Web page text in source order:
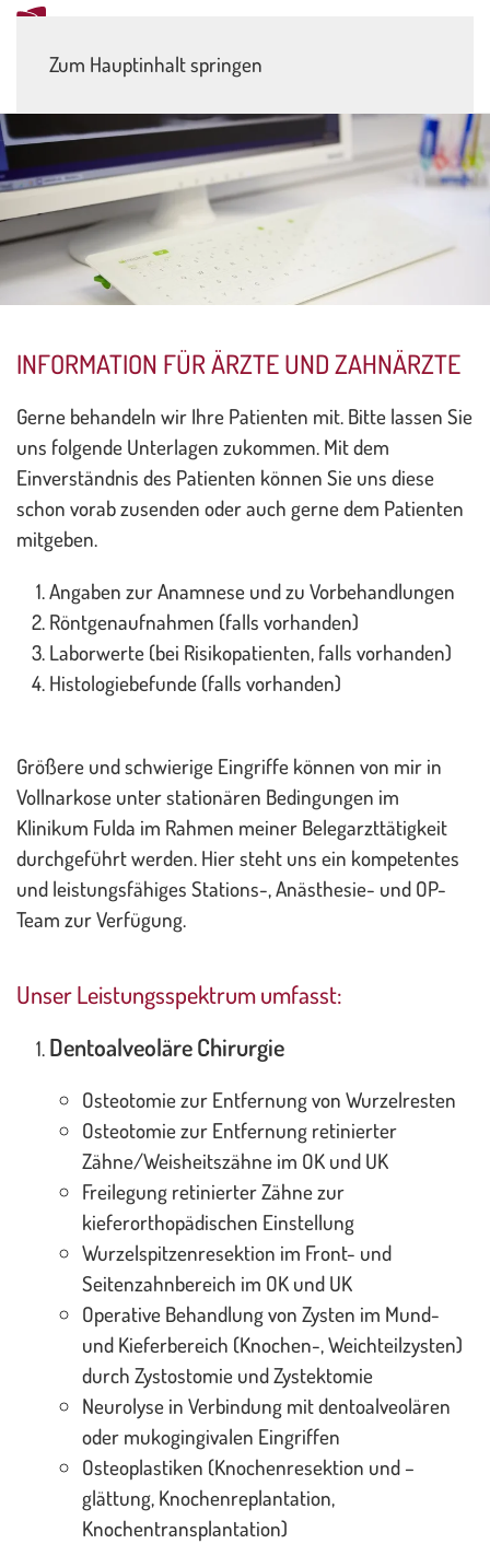
Zum Hauptinhalt springen
INFORMATION FÜR ÄRZTE UND ZAHNÄRZTE
Gerne behandeln wir Ihre Patienten mit. Bitte lassen Sie
uns folgende Unterlagen zukommen. Mit dem
Einverständnis des Patienten können Sie uns diese
schon vorab zusenden oder auch gerne dem Patienten
mitgeben.
Angaben zur Anamnese und zu Vorbehandlungen
Röntgenaufnahmen (falls vorhanden)
Laborwerte (bei Risikopatienten, falls vorhanden)
Histologiebefunde (falls vorhanden)
Größere und schwierige Eingriffe können von mir in
Vollnarkose unter stationären Bedingungen im
Klinikum Fulda im Rahmen meiner Belegarzttätigkeit
durchgeführt werden. Hier steht uns ein kompetentes
und leistungsfähiges Stations-, Anästhesie- und OP-
Team zur Verfügung.
Unser Leistungsspektrum umfasst:
Dentoalveoläre Chirurgie
Osteotomie zur Entfernung von Wurzelresten
Osteotomie zur Entfernung retinierter
Zähne/Weisheitszähne im OK und UK
Freilegung retinierter Zähne zur
kieferorthopädischen Einstellung
Wurzelspitzenresektion im Front- und
Seitenzahnbereich im OK und UK
Operative Behandlung von Zysten im Mund-
und Kieferbereich (Knochen-, Weichteilzysten)
durch Zystostomie und Zystektomie
Neurolyse in Verbindung mit dentoalveolären
oder mukogingivalen Eingriffen
Osteoplastiken (Knochenresektion und –
glättung, Knochenreplantation,
Knochentransplantation)